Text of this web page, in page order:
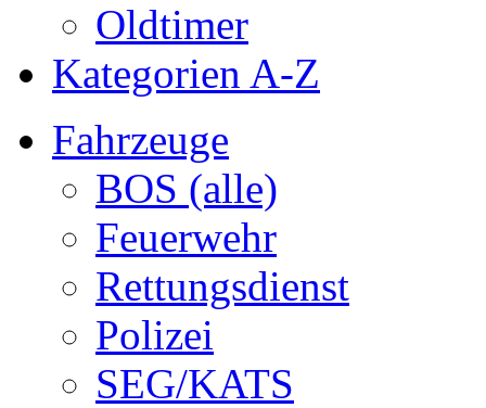
Oldtimer
Kategorien A-Z
Fahrzeuge
BOS (alle)
Feuerwehr
Rettungsdienst
Polizei
SEG/KATS